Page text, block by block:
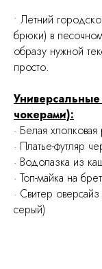
• Летний
брюки) в
образу нужной
просто.
чокерами):
· Белая
· Платье-футляр
· Водолазка из
· Топ-майка на
· Свитер
серый)